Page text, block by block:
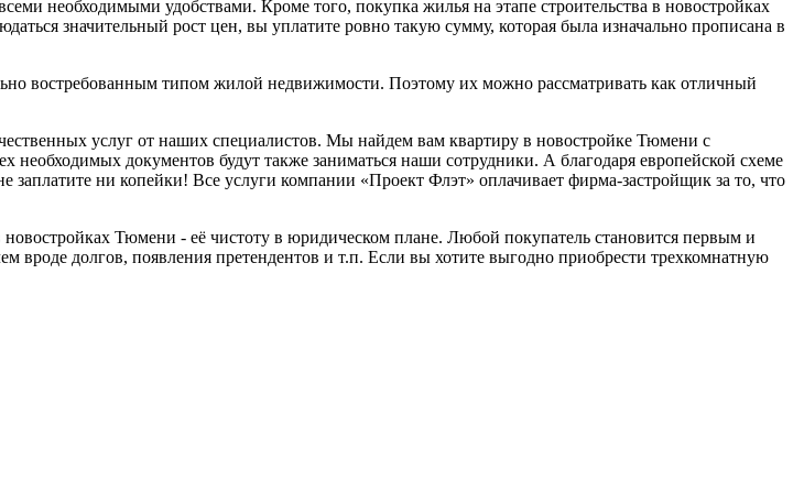
необходимыми удобствами. Кроме того, покупка жилья на этапе строительства в новостройках
значительный рост цен, вы уплатите ровно такую сумму, которая была изначально прописана в
востребованным типом жилой недвижимости. Поэтому их можно рассматривать как отличный
услуг от наших специалистов. Мы найдем вам квартиру в новостройке Тюмени с
документов будут также заниматься наши сотрудники. А благодаря европейской схеме
ни копейки! Все услуги компании «Проект Флэт» оплачивает фирма-застройщик за то, что
Тюмени - её чистоту в юридическом плане. Любой покупатель становится первым и
вроде долгов, появления претендентов и т.п. Если вы хотите выгодно приобрести трехкомнатную